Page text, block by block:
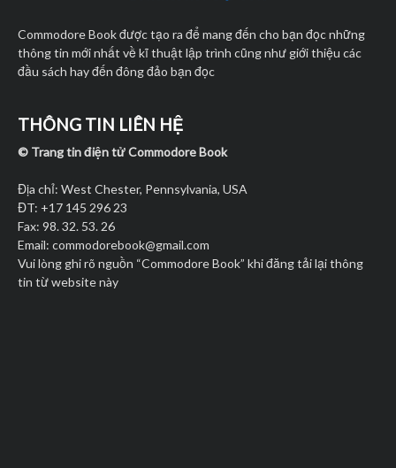
Commodore Book được tạo ra để mang đến cho bạn đọc những
thông tin mới nhất về kĩ thuật lập trình cũng như giới thiệu các
đầu sách hay đến đông đảo bạn đọc
THÔNG TIN LIÊN HỆ
© Trang tin điện tử Commodore Book
Địa chỉ: West Chester, Pennsylvania, USA
ĐT: +17 145 296 23
Fax: 98. 32. 53. 26
Email: commodorebook@gmail.com
Vui lòng ghi rõ nguồn “Commodore Book” khi đăng tải lại thông
tin từ website này